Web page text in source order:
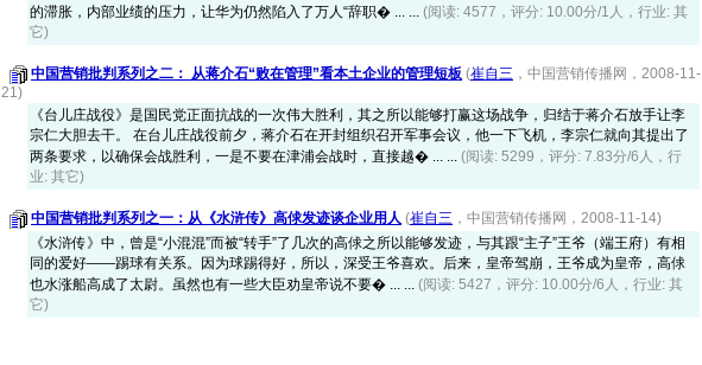
的滞胀，内部业绩的压力，让华为仍然陷入了万人“辞职� ... ... (阅读: 4577，评分: 10.00分/1人，行业: 其
它)
中国营销批判系列之二： 从蒋介石“败在管理”看本土企业的管理短板 (崔自三 ，中国营销传播网，2008-11-
21)
《台儿庄战役》是国民党正面抗战的一次伟大胜利，其之所以能够打赢这场战争，归结于蒋介石放手让李
宗仁大胆去干。 在台儿庄战役前夕，蒋介石在开封组织召开军事会议，他一下飞机，李宗仁就向其提出了
两条要求，以确保会战胜利，一是不要在津浦会战时，直接越� ... ... (阅读: 5299，评分: 7.83分/6人，行
业: 其它)
中国营销批判系列之一：从《水浒传》高俅发迹谈企业用人 (崔自三 ，中国营销传播网，2008-11-14)
《水浒传》中，曾是“小混混”而被“转手”了几次的高俅之所以能够发迹，与其跟“主子”王爷（端王府）有相
同的爱好——踢球有关系。因为球踢得好，所以，深受王爷喜欢。后来，皇帝驾崩，王爷成为皇帝，高俅
也水涨船高成了太尉。虽然也有一些大臣劝皇帝说不要� ... ... (阅读: 5427，评分: 10.00分/6人，行业: 其
它)